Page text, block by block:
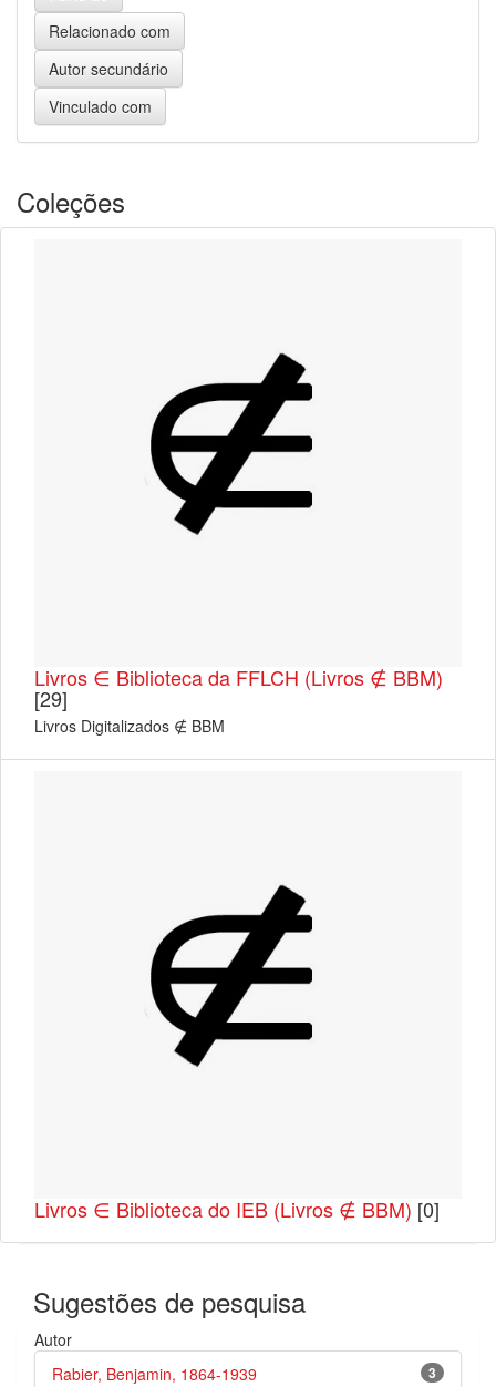
Coleções
Livros ∈ Biblioteca da FFLCH (Livros ∉ BBM)
[29]
Livros Digitalizados ∉ BBM
Livros ∈ Biblioteca do IEB (Livros ∉ BBM) [0]
Sugestões de pesquisa
Autor
3
Rabier, Benjamin, 1864-1939